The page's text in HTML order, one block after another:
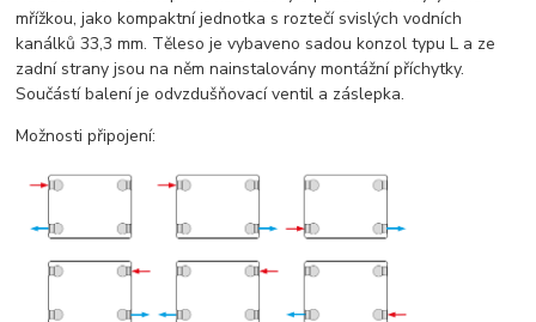
mřížkou, jako kompaktní jednotka s roztečí svislých vodních
kanálků 33,3 mm. Těleso je vybaveno sadou konzol typu L a ze
zadní strany jsou na něm nainstalovány montážní příchytky.
Součástí balení je odvzdušňovací ventil a záslepka.
Možnosti připojení: